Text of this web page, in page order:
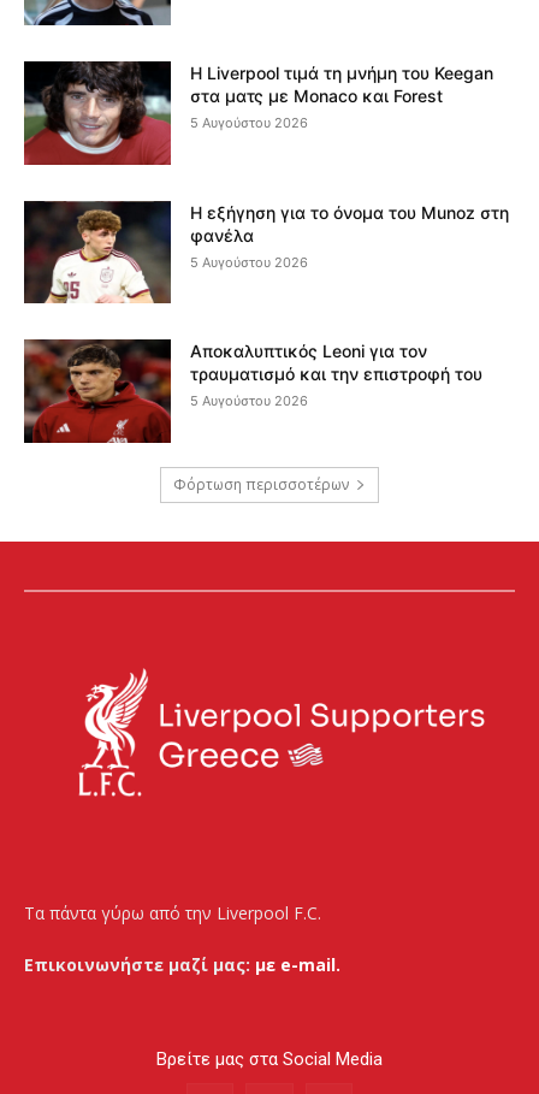
Η Liverpool τιμά τη μνήμη του Keegan
στα ματς με Monaco και Forest
5 Αυγούστου 2026
Η εξήγηση για το όνομα του Munoz στη
φανέλα
5 Αυγούστου 2026
Αποκαλυπτικός Leoni για τον
τραυματισμό και την επιστροφή του
5 Αυγούστου 2026
Φόρτωση περισσοτέρων
Τα πάντα γύρω από την Liverpool F.C.
Επικοινωνήστε μαζί μας: με e-mail.
Βρείτε μας στα Social Media